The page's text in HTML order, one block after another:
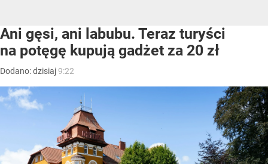
Ani gęsi, ani labubu. Teraz turyści
na potęgę kupują gadżet za 20 zł
Dodano:dzisiaj9:22